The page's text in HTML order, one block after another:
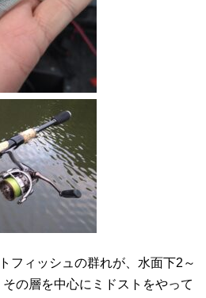
フィッシュの群れが、水面下2～
の層を中心にミドストをやって